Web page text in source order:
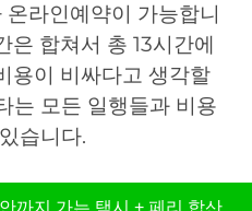
온라인예약이 가능합니
은 합쳐서 총 13시간에
용이 비싸다고 생각할
는 모든 일행들과 비용
습니다.